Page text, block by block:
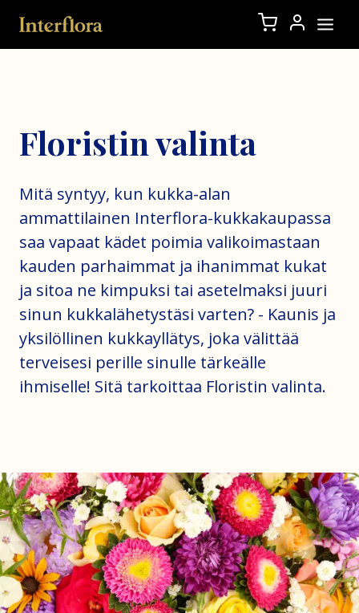
Floristin valinta
Mitä syntyy, kun kukka-alan
ammattilainen Interflora-kukkakaupassa
saa vapaat kädet poimia valikoimastaan
kauden parhaimmat ja ihanimmat kukat
ja sitoa ne kimpuksi tai asetelmaksi juuri
sinun kukkalähetystäsi varten? - Kaunis ja
yksilöllinen kukkayllätys, joka välittää
terveisesi perille sinulle tärkeälle
ihmiselle! Sitä tarkoittaa Floristin valinta.